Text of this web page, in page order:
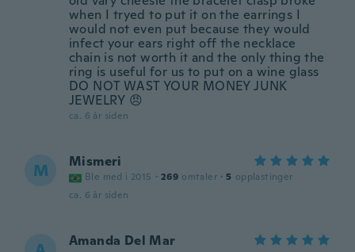
when I tryed to put it on the earrings I
would not even put because they would
infect your ears right off the necklace
chain is not worth it and the only thing the
ring is useful for us to put on a wine glass
DO NOT WAST YOUR MONEY JUNK
JEWELRY 😠
ca. 6 år siden
M Mismeri
Ble med i 2015 · 269 omtaler · 5 opplastinger
ca. 6 år siden
Amanda Del Mar